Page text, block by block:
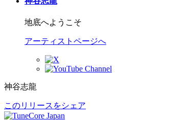
地底へようこそ
アーティストページへ
神谷志龍
このリリースをシェア